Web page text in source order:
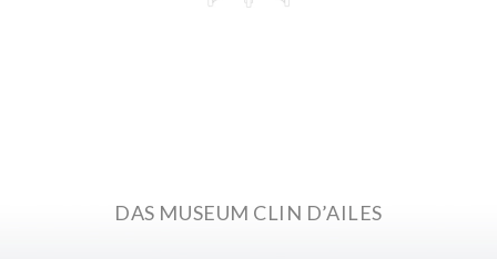
DAS MUSEUM CLIN D’AILES